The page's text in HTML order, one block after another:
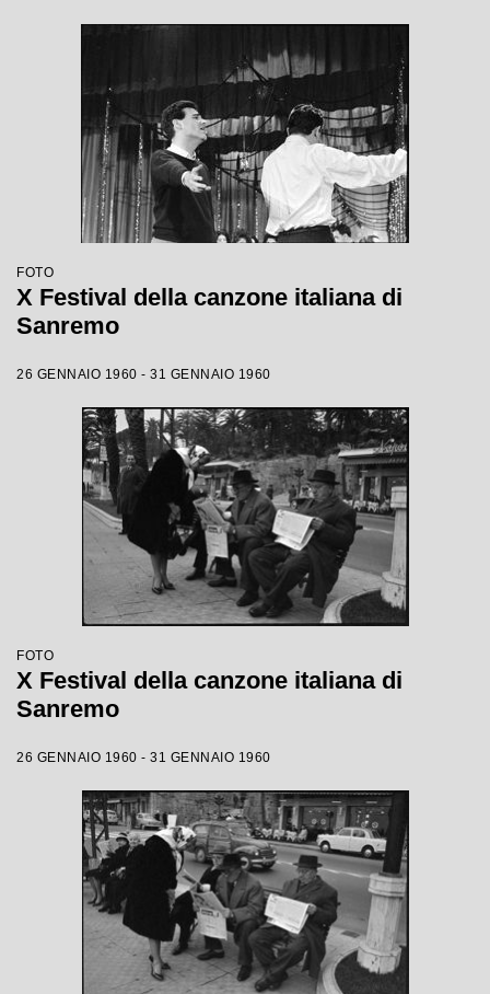
FOTO
X Festival della canzone italiana di
Sanremo
26 GENNAIO 1960 - 31 GENNAIO 1960
FOTO
X Festival della canzone italiana di
Sanremo
26 GENNAIO 1960 - 31 GENNAIO 1960